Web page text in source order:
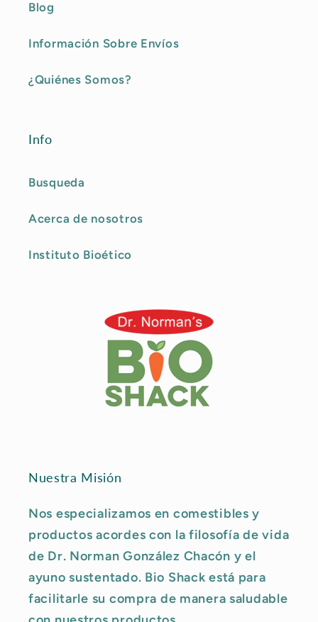
Blog
Información Sobre Envíos
¿Quiénes Somos?
Info
Busqueda
Acerca de nosotros
Instituto Bioético
Nuestra Misión
Nos especializamos en comestibles y
productos acordes con la filosofía de vida
de Dr. Norman González Chacón y el
ayuno sustentado. Bio Shack está para
facilitarle su compra de manera saludable